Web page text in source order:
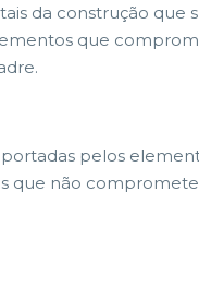
da construção que
que
pelos
que não